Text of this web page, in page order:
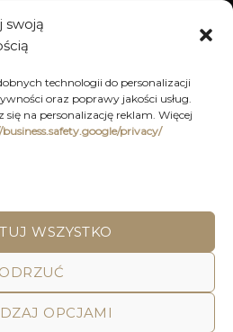
swoją
technologii do personalizacji
oraz poprawy jakości usług.
się na personalizację reklam. Więcej
privacy/
WSZYSTKO
ODRZUĆ
OPCJAMI
DEKORACJE
KUCHNIA
REGULAMIN SKLEPU ON-LINE
AND YOU
| Home Accessories |